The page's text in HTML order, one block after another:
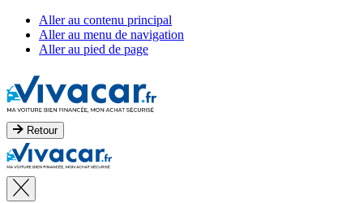
Aller au contenu principal
Aller au menu de navigation
Aller au pied de page
Retour